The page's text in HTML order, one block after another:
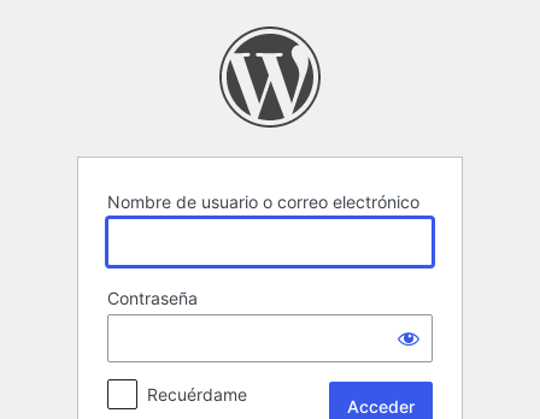
Nombre de usuario o correo electrónico
Contraseña
Recuérdame